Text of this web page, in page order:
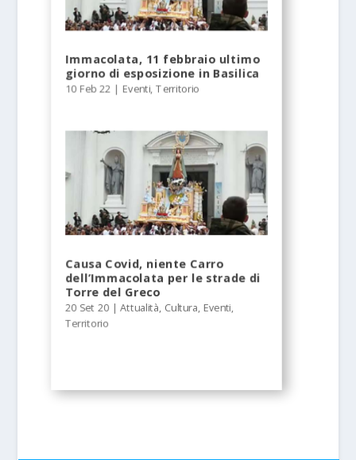
Immacolata, 11 febbraio ultimo
giorno di esposizione in Basilica
10 Feb 22 | Eventi,Territorio
Causa Covid, niente Carro
dell’Immacolata per le strade di
Torre del Greco
20 Set 20 |Attualità Cultura ,Eventi
Territorio